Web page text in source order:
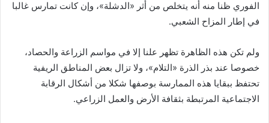
الفوري ظنا منه أنه يتخلص من أثر «الدشلة»، وإن كانت تمارس غالبا
في إطار المزاح الشعبي.
ولم تكن هذه الظاهرة تظهر علنا إلا في مواسم الزراعة والحصاد،
خصوصا عند بذر الذرة «التلام»، ولا تزال بعض المناطق الريفية
تحتفظ ببقايا هذه الممارسة بوصفها شكلا من أشكال الرقابة
الاجتماعية المرتبطة بثقافة الأرض والعمل الزراعي.